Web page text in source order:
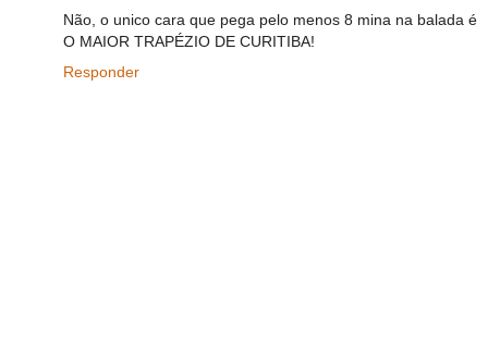
Não, o unico cara que pega pelo menos 8 mina na balada é
O MAIOR TRAPÉZIO DE CURITIBA!
Responder